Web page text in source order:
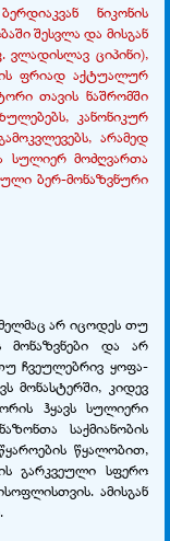
ნიკონის
შესვლა და მისგან
ვლადისლავ ციპინი),
ფრიად აქტუალურ
თავის ნაშრომში
კანონიკურ
არამედ
სულიერ მოძღვართა
ბერ-მონაზვნური
არ იცოდეს თუ
მონაზვნები და არ
ჩვეულებრივ ყოფა-
მონასტერში, კიდევ
ჰყავს სულიერი
საქმიანობის
წყალობით,
გარკვეული სფერო
ამისგან